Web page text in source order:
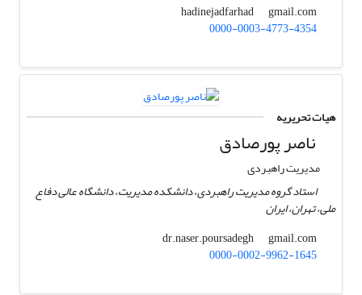
hadinejadfarhad
gmail.com
0000-0003-4773-4354
هیات تحریریه
ناصر پورصادق
مدیریت راهبردی
استاد گروه مدیریت راهبردی، دانشکده مدیریت، دانشگاه عالی دفاع
ملی، تهران، ایران
dr.naser.poursadegh
gmail.com
0000-0002-9962-1645